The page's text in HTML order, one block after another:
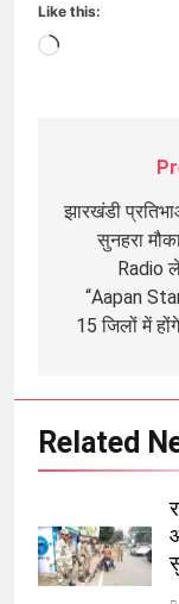
Like this:
Loading…
झारखंडी
सुनहरा
Radio
“Aapan
15 जिलों में
Related